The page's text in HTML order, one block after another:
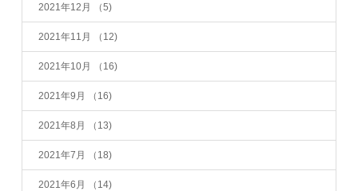
2021年12月 （5)
2021年11月 （12)
2021年10月 （16)
2021年9月 （16)
2021年8月 （13)
2021年7月 （18)
2021年6月 （14)